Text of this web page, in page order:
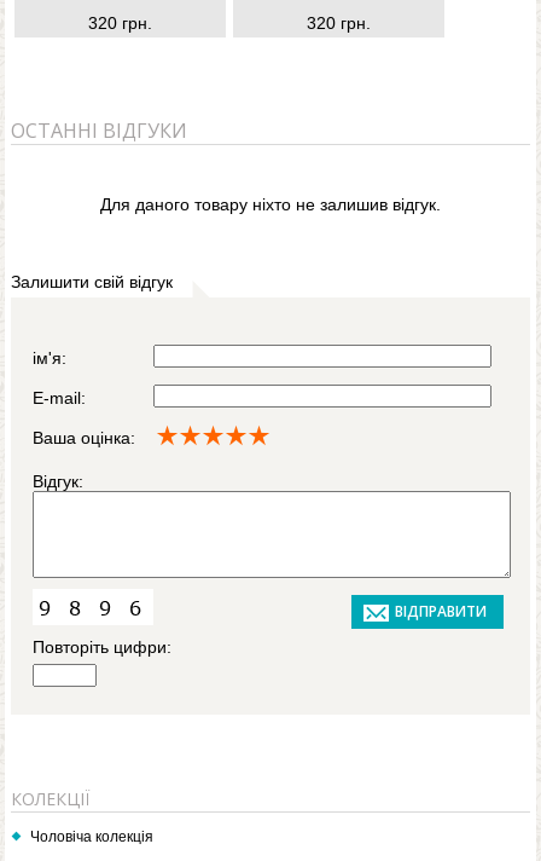
320 грн. 320 грн.
ОСТАННІ ВІДГУКИ
Для даного товару ніхто не залишив відгук.
Залишити свій відгук
ім'я:
E-mail:
Ваша оцінка:
Відгук:
Повторіть цифри:
КОЛЕКЦІЇ
Чоловіча колекція